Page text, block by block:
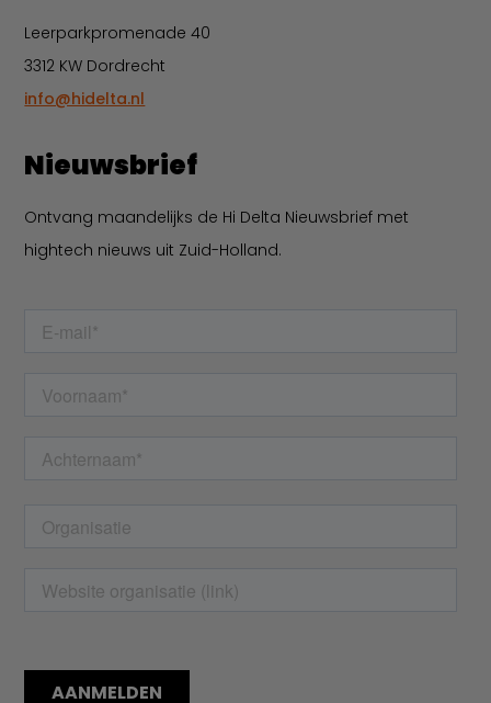
Leerparkpromenade 40
3312 KW Dordrecht
info@hidelta.nl
Nieuwsbrief
Ontvang maandelijks de Hi Delta Nieuwsbrief met
hightech nieuws uit Zuid-Holland.